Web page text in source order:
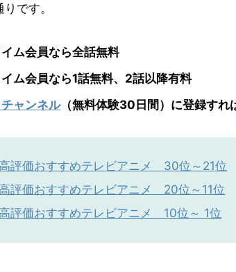
です。
会員なら全話無料
会員なら1話無料、2話以降有料
ャンネル（無料体験30日間）に登録すれ
評価おすすめテレビアニメ 30位～21位
評価おすすめテレビアニメ 20位～11位
評価おすすめテレビアニメ 10位～ 1位